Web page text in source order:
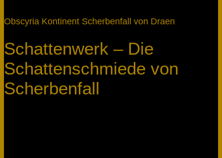
Obscyria Kontinent Scherbenfall von Draen
Schattenwerk – Die
Schattenschmiede von
Scherbenfall